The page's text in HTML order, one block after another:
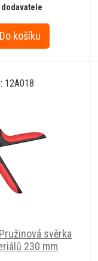
Do košíku
12A018
svěrka
230 mm